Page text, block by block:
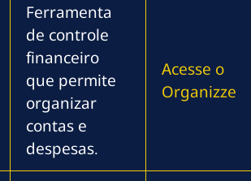
Ferramenta
de controle
financeiro
que permite
organizar
contas e
despesas.
Acesse o
Organizze